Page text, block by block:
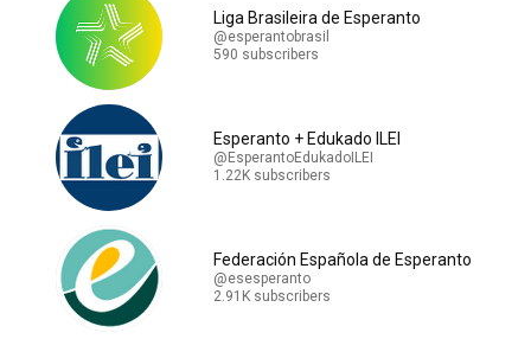
Liga Brasileira de Esperanto
@esperantobrasil
590 subscribers
Esperanto + Edukado ILEI
@EsperantoEdukadoILEI
1.22K subscribers
Federación Española de Esperanto
@esesperanto
2.91K subscribers